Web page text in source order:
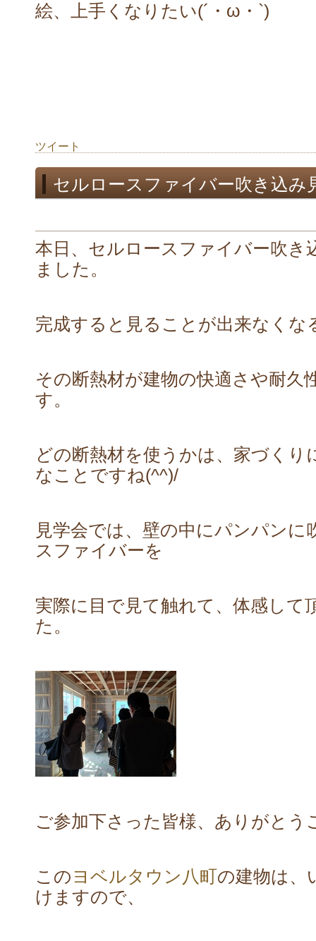
絵、上手くなりたい(´・ω・`)
ツイート
セルロースファイバー吹き込み
本日、セルロースファイバー吹き
ました。
完成すると見ることが出来なくな
その断熱材が建物の快適さや耐久
す。
どの断熱材を使うかは、家づくり
なことですね(^^)/
見学会では、壁の中にパンパンに
スファイバーを
実際に目で見て触れて、体感して
た。
ご参加下さった皆様、ありがとう
このヨベルタウン八町の建物は、
けますので、